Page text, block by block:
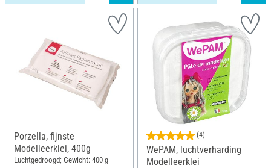
Porzella, fijnste
Modelleerklei, 400g
Luchtgedroogd; Gewicht: 400 g
(4)
WePAM, luchtverharding
Modelleerklei